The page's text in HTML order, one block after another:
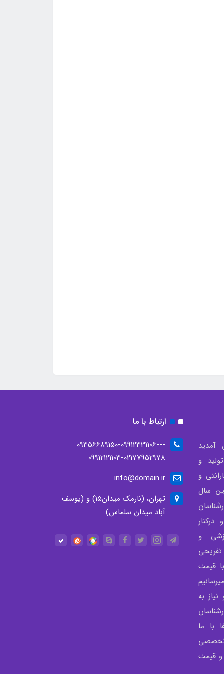
آمدید
و
و
سال
و
قیمت
به
با ما
تخصصی
و قیمت
ارتباط با ما
--09356689150-09912331106-
09912121103-02177952978
info@domain.ir
تهران، (نارمک میدان15) و (یوسف
آباد میدان سلماس)